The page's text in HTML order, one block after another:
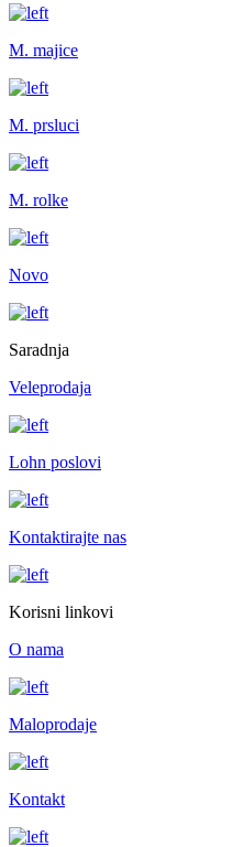
M. majice
M. prsluci
M. rolke
Novo
Saradnja
Veleprodaja
Lohn poslovi
Kontaktirajte nas
Korisni linkovi
O nama
Maloprodaje
Kontakt